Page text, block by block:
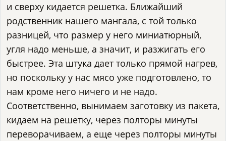
и сверху кидается решетка. Ближайший
родственник нашего мангала, с той только
разницей, что размер у него миниатюрный,
угля надо меньше, а значит, и разжигать его
быстрее. Эта штука дает только прямой нагрев,
но поскольку у нас мясо уже подготовлено, то
нам кроме него ничего и не надо.
Соответственно, вынимаем заготовку из пакета,
кидаем на решетку, через полторы минуты
переворачиваем, а еще через полторы минуты